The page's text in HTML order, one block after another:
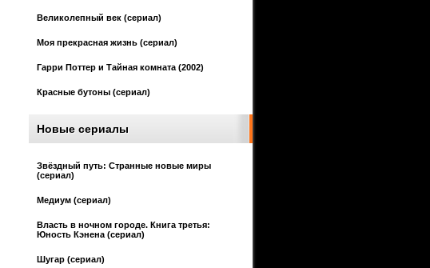
Великолепный век (сериал)
Моя прекрасная жизнь (сериал)
Гарри Поттер и Тайная комната (2002)
Красные бутоны (сериал)
Новые сериалы
Звёздный путь: Странные новые миры
(сериал)
Медиум (сериал)
Власть в ночном городе. Книга третья:
Юность Кэнена (сериал)
Шугар (сериал)